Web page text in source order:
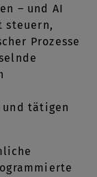
– und AI
steuern,
Prozesse
tätigen